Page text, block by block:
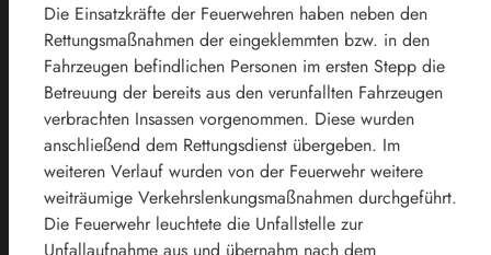
Die Einsatzkräfte der Feuerwehren haben neben den
Rettungsmaßnahmen der eingeklemmten bzw. in den
Fahrzeugen befindlichen Personen im ersten Stepp die
Betreuung der bereits aus den verunfallten Fahrzeugen
verbrachten Insassen vorgenommen. Diese wurden
anschließend dem Rettungsdienst übergeben. Im
weiteren Verlauf wurden von der Feuerwehr weitere
weiträumige Verkehrslenkungsmaßnahmen durchgeführt.
Die Feuerwehr leuchtete die Unfallstelle zur